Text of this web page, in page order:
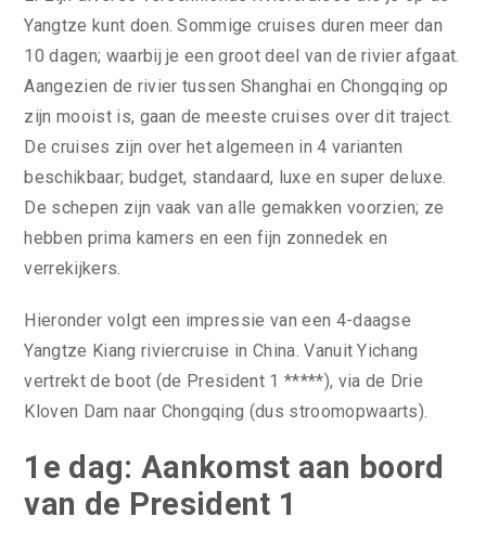
Yangtze kunt doen. Sommige cruises duren meer dan
10 dagen; waarbij je een groot deel van de rivier afgaat.
Aangezien de rivier tussen Shanghai en Chongqing op
zijn mooist is, gaan de meeste cruises over dit traject.
De cruises zijn over het algemeen in 4 varianten
beschikbaar; budget, standaard, luxe en super deluxe.
De schepen zijn vaak van alle gemakken voorzien; ze
hebben prima kamers en een fijn zonnedek en
verrekijkers.
Hieronder volgt een impressie van een 4-daagse
Yangtze Kiang riviercruise in China. Vanuit Yichang
vertrekt de boot (de President 1 *****), via de Drie
Kloven Dam naar Chongqing (dus stroomopwaarts).
1e dag: Aankomst aan boord
van de President 1